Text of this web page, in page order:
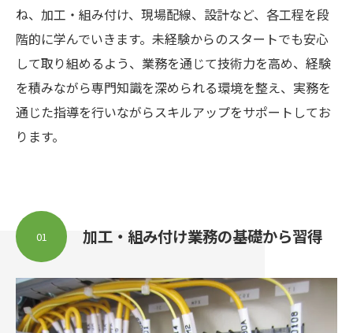
ね、加工・組み付け、現場配線、設計など、各工程を段
階的に学んでいきます。未経験からのスタートでも安心
して取り組めるよう、業務を通じて技術力を高め、経験
を積みながら専門知識を深められる環境を整え、実務を
通じた指導を行いながらスキルアップをサポートしてお
ります。
加工・組み付け業務の基礎から習得
01